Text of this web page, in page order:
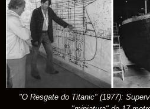
"O Resgate do Titanic" (1977):